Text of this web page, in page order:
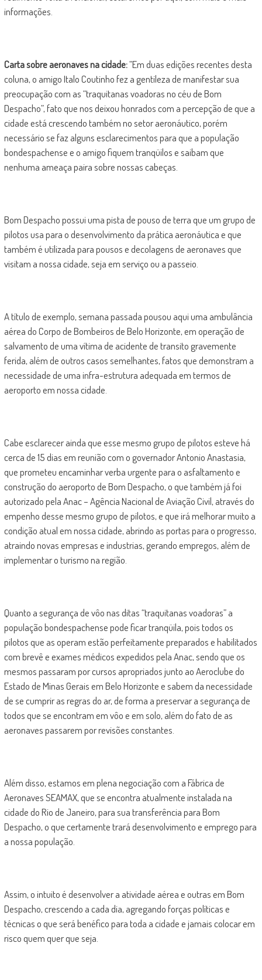
informações.
Carta sobre aeronaves na cidade:”Em duas edições recentes desta
coluna, o amigo Italo Coutinho fez a gentileza de manifestar sua
preocupação com as “traquitanas voadoras no céu de Bom
Despacho”, fato que nos deixou honrados com a percepção de que a
cidade está crescendo também no setor aeronáutico, porém
necessário se faz alguns esclarecimentos para que a população
bondespachense e o amigo fiquem tranqüilos e saibam que
nenhuma ameaça paira sobre nossas cabeças.
Bom Despacho possui uma pista de pouso de terra que um grupo de
pilotos usa para o desenvolvimento da prática aeronáutica e que
também é utilizada para pousos e decolagens de aeronaves que
visitam a nossa cidade, seja em serviço ou a passeio.
A título de exemplo, semana passada pousou aqui uma ambulância
aérea do Corpo de Bombeiros de Belo Horizonte, em operação de
salvamento de uma vítima de acidente de transito gravemente
ferida, além de outros casos semelhantes, fatos que demonstram a
necessidade de uma infra-estrutura adequada em termos de
aeroporto em nossa cidade.
Cabe esclarecer ainda que esse mesmo grupo de pilotos esteve há
cerca de 15 dias em reunião com o governador Antonio Anastasia,
que prometeu encaminhar verba urgente para o asfaltamento e
construção do aeroporto de Bom Despacho, o que também já foi
autorizado pela Anac – Agência Nacional de Aviação Civil, através do
empenho desse mesmo grupo de pilotos, e que irá melhorar muito a
condição atual em nossa cidade, abrindo as portas para o progresso,
atraindo novas empresas e industrias, gerando empregos, além de
implementar o turismo na região.
Quanto a segurança de vôo nas ditas “traquitanas voadoras” a
população bondespachense pode ficar tranqüila, pois todos os
pilotos que as operam estão perfeitamente preparados e habilitados
com brevê e exames médicos expedidos pela Anac, sendo que os
mesmos passaram por cursos apropriados junto ao Aeroclube do
Estado de Minas Gerais em Belo Horizonte e sabem da necessidade
de se cumprir as regras do ar, de forma a preservar a segurança de
todos que se encontram em vôo e em solo, além do fato de as
aeronaves passarem por revisões constantes.
Além disso, estamos em plena negociação com a Fábrica de
Aeronaves SEAMAX, que se encontra atualmente instalada na
cidade do Rio de Janeiro, para sua transferência para Bom
Despacho, o que certamente trará desenvolvimento e emprego para
a nossa população.
Assim, o intuito é desenvolver a atividade aérea e outras em Bom
Despacho, crescendo a cada dia, agregando forças políticas e
técnicas o que será benéfico para toda a cidade e jamais colocar em
risco quem quer que seja.